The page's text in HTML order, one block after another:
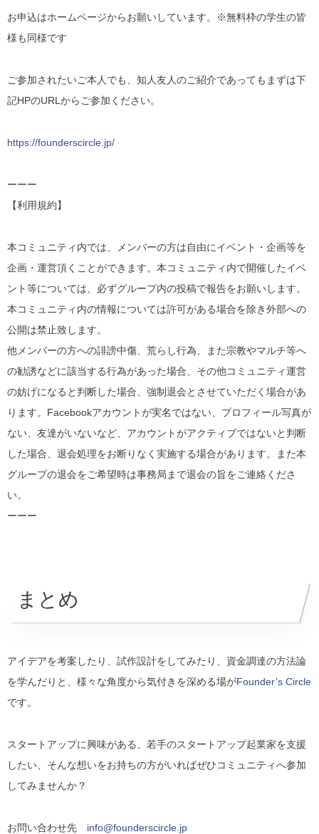
お申込はホームページからお願いしています。※無料枠の学生の皆
様も同様です
ご参加されたいご本人でも、知人友人のご紹介であってもまずは下
記HPのURLからご参加ください。
https://founderscircle.jp/
ーーー
【利用規約】
本コミュニティ内では、メンバーの方は自由にイベント・企画等を
企画・運営頂くことができます。本コミュニティ内で開催したイベ
ント等については、必ずグループ内の投稿で報告をお願いします。
本コミュニティ内の情報については許可がある場合を除き外部への
公開は禁止致します。
他メンバーの方への誹謗中傷、荒らし行為、また宗教やマルチ等へ
の勧誘などに該当する行為があった場合、その他コミュニティ運営
の妨げになると判断した場合、強制退会とさせていただく場合があ
ります。Facebookアカウントが実名ではない、プロフィール写真が
ない、友達がいないなど、アカウントがアクティブではないと判断
した場合、退会処理をお断りなく実施する場合があります。また本
グループの退会をご希望時は事務局まで退会の旨をご連絡くださ
い。
ーーー
まとめ
アイデアを考案したり、試作設計をしてみたり、資金調達の方法論
を学んだりと、様々な角度から気付きを深める場がFounder’s Circle
です。
スタートアップに興味がある、若手のスタートアップ起業家を支援
したい、そんな想いをお持ちの方がいればぜひコミュニティへ参加
してみませんか？
お問い合わせ先 info@founderscircle.jp